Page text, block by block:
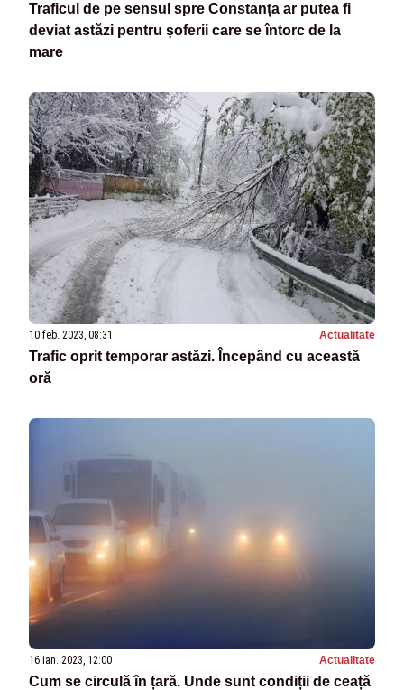
Traficul de pe sensul spre Constanța ar putea fi
deviat astăzi pentru șoferii care se întorc de la
mare
10 feb. 2023, 08:31 Actualitate
Trafic oprit temporar astăzi. Începând cu această
oră
16 ian. 2023, 12:00 Actualitate
Cum se circulă în țară. Unde sunt condiții de ceață